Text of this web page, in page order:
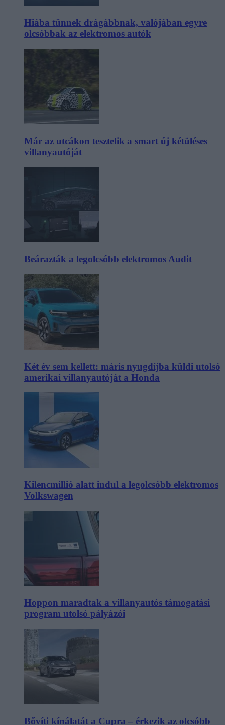
Hiába tűnnek drágábbnak, valójában egyre
olcsóbbak az elektromos autók
Már az utcákon tesztelik a smart új kétüléses
villanyautóját
Beárazták a legolcsóbb elektromos Audit
Két év sem kellett: máris nyugdíjba küldi utolsó
amerikai villanyautóját a Honda
Kilencmillió alatt indul a legolcsóbb elektromos
Volkswagen
Hoppon maradtak a villanyautós támogatási
program utolsó pályázói
Bővíti kínálatát a Cupra – érkezik az olcsóbb